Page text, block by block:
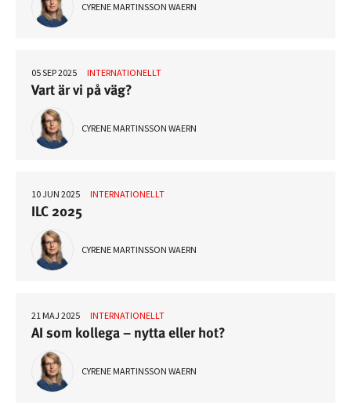
CYRENE MARTINSSON WAERN
05 SEP 2025 INTERNATIONELLT
Vart är vi på väg?
CYRENE MARTINSSON WAERN
10 JUN 2025 INTERNATIONELLT
ILC 2025
CYRENE MARTINSSON WAERN
21 MAJ 2025 INTERNATIONELLT
AI som kollega – nytta eller hot?
CYRENE MARTINSSON WAERN